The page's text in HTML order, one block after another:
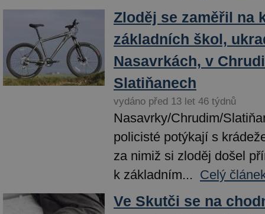
Zloděj se zaměřil na
základních škol,
Nasavrkách, v
Slatiňanech
vydáno před 13 let 46 týdnů
Nasavrky/Chrudim/
policisté potýkají s
za nimiž si zloděj došel
k základním... Celý
Ve Skutči se na